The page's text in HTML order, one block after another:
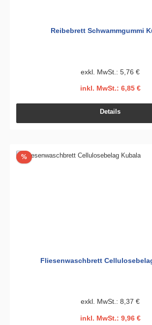
Reibebrett Schwammgummi
exkl. MwSt.: 5,76 €
inkl. MwSt.: 6,85 €
Details
%Rabatt
Fliesenwaschbrett
exkl. MwSt.: 8,37 €
inkl. MwSt.: 9,96 €